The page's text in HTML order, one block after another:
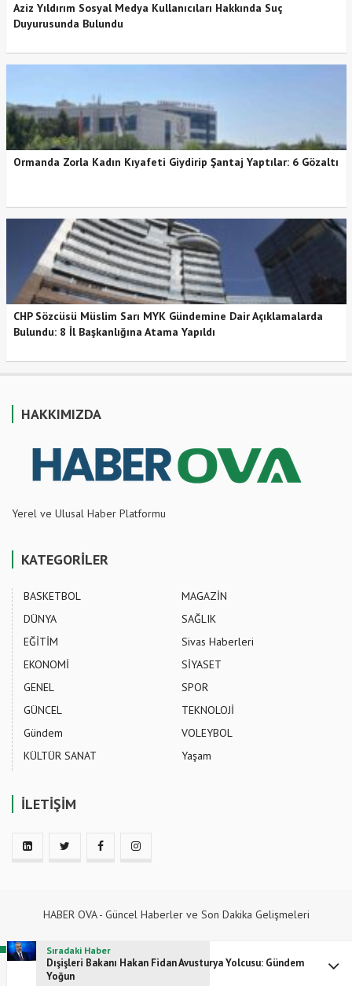
Sıradaki Haber
Dışişleri Bakanı Hakan Fidan Avusturya Yolcusu: Gündem
Yoğun
Aziz Yıldırım Sosyal Medya Kullanıcıları Hakkında Suç
Duyurusunda Bulundu
Ormanda Zorla Kadın Kıyafeti Giydirip Şantaj Yaptılar: 6 Gözaltı
CHP Sözcüsü Müslim Sarı MYK Gündemine Dair Açıklamalarda
Bulundu: 8 İl Başkanlığına Atama Yapıldı
HAKKIMIZDA
Yerel ve Ulusal Haber Platformu
KATEGORİLER
BASKETBOL
DÜNYA
EĞİTİM
EKONOMİ
GENEL
GÜNCEL
Gündem
KÜLTÜR SANAT
MAGAZİN
SAĞLIK
Sivas Haberleri
SİYASET
SPOR
TEKNOLOJİ
VOLEYBOL
Yaşam
İLETİŞİM
HABER OVA - Güncel Haberler ve Son Dakika Gelişmeleri
Bize Ulaşın